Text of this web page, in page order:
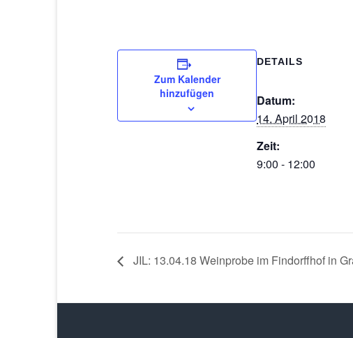
Zum Kalender
hinzufügen
DETAILS
Datum:
14. April 2018
Zeit:
9:00 - 12:00
JIL: 13.04.18 Weinprobe im Findorffhof in